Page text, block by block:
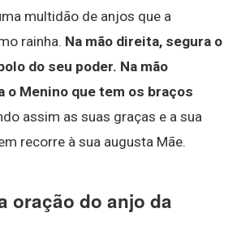
multidão de anjos que a
rainha. Na mão direita, segura o
do seu poder. Na mão
o Menino que tem os braços
assim as suas graças e a sua
recorre à sua augusta Mãe.
oração do anjo da